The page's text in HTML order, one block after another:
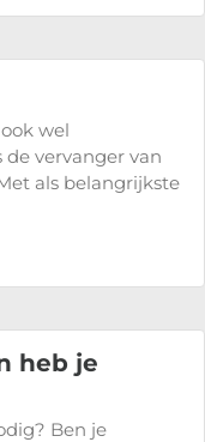
wel
vervanger van
als belangrijkste
heb je
Ben je